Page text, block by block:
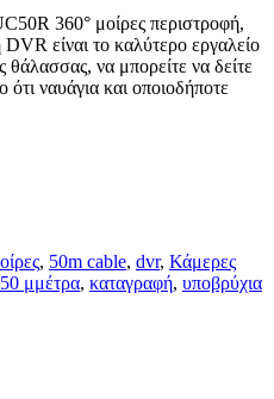
360° μοίρες περιστροφή,
είναι το καλύτερο εργαλείο
θάλασσας, να μπορείτε να δείτε
ναυάγια και οποιοδήποτε
, 50m cable, dvr, Κάμερες
μμέτρα, καταγραφή, υποβρύχια